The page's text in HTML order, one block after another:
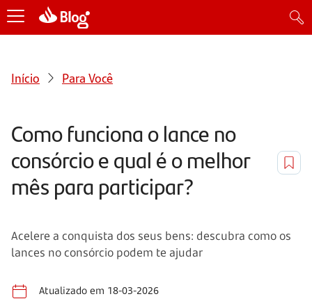
Início Para Você
Como funciona o lance no
consórcio e qual é o melhor
mês para participar?
Acelere a conquista dos seus bens: descubra como os
lances no consórcio podem te ajudar
Atualizado em 18-03-2026